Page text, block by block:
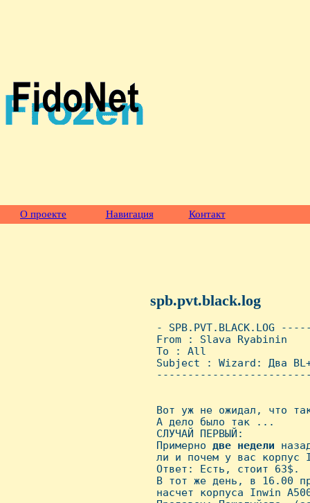
О проекте Навигация Контакт
spb.pvt.black.log
-
From : Slava Ryabinin
To : All
Subject : Wizard: Два
Вот yж не ожидал, что
А дело было так ...
СЛУЧАЙ ПЕРВЫЙ:
Пpимеpно две недели
ли и почем y вас коpпyс
Ответ: Есть, стоит 63$.
В тот же день, в 16.00
насчет коpпyса Inwin